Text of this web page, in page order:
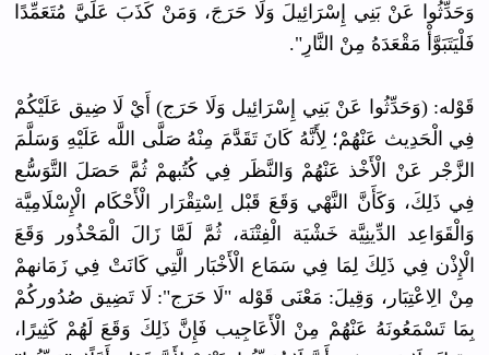
وَحَدِّثُوا عَنْ بَنِي إِسْرَائِيلَ وَلَا حَرَجَ، وَمَنْ كَذَبَ عَلَيَّ مُتَعَمِّدًا
فَلْيَتَبَوَّأْ مَقْعَدَهُ مِنْ النَّارِ".
قَوْله: (وَحَدِّثُوا عَنْ بَنِي إِسْرَائِيل وَلَا حَرَج) أَيْ لَا ضِيق عَلَيْكُمْ
فِي الْحَدِيث عَنْهُمْ؛ لِأَنَّهُ كَانَ تَقَدَّمَ مِنْهُ صَلَّى اللَّه عَلَيْهِ وَسَلَّمَ
الزَّجْر عَنْ الْأَخْذ عَنْهُمْ وَالنَّظَر فِي كُتُبهمْ ثُمَّ حَصَلَ التَّوَسُّع
فِي ذَلِكَ، وَكَأَنَّ النَّهْي وَقَعَ قَبْل اِسْتِقْرَار الْأَحْكَام الْإِسْلَامِيَّة
وَالْقَوَاعِد الدِّينِيَّة خَشْيَة الْفِتْنَة، ثُمَّ لَمَّا زَالَ الْمَحْذُور وَقَعَ
الْإِذْن فِي ذَلِكَ لِمَا فِي سَمَاع الْأَخْبَار الَّتِي كَانَتْ فِي زَمَانهمْ
مِنْ الِاعْتِبَار، وَقِيلَ: مَعْنَى قَوْله "لَا حَرَج": لَا تَضِيق صُدُوركُمْ
بِمَا تَسْمَعُونَهُ عَنْهُمْ مِنْ الْأَعَاجِيب فَإِنَّ ذَلِكَ وَقَعَ لَهُمْ كَثِيرًا،